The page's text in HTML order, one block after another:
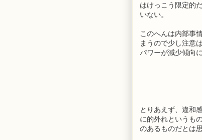
はけっこう限定的
いない。
このへんは内部事
まうので少し注意
パワーが減少傾向
とりあえず、違和
に的外れというも
のあるものだとは思